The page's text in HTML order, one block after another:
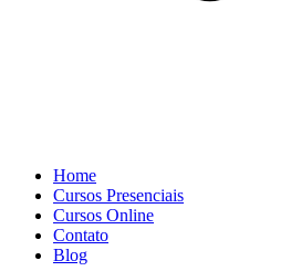
Home
Cursos Presenciais
Cursos Online
Contato
Blog